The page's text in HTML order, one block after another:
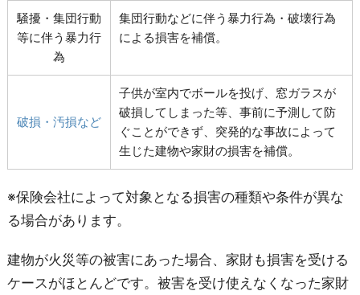
騒擾・集団行動
等に伴う暴力行
為
集団行動などに伴う暴力行為・破壊行為
による損害を補償。
破損・汚損など
子供が室内でボールを投げ、窓ガラスが
破損してしまった等、事前に予測して防
ぐことができず、突発的な事故によって
生じた建物や家財の損害を補償。
※保険会社によって対象となる損害の種類や条件が異な
る場合があります。
建物が火災等の被害にあった場合、家財も損害を受ける
ケースがほとんどです。被害を受け使えなくなった家財